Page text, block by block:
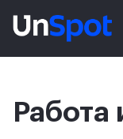
Работа